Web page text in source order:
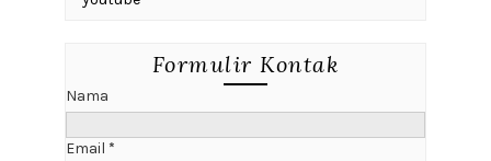
Formulir Kontak
Nama
Email *